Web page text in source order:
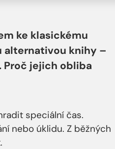
ke klasickému
alternativou knihy –
Proč jejich obliba
speciální čas.
nebo úklidu. Z běžných